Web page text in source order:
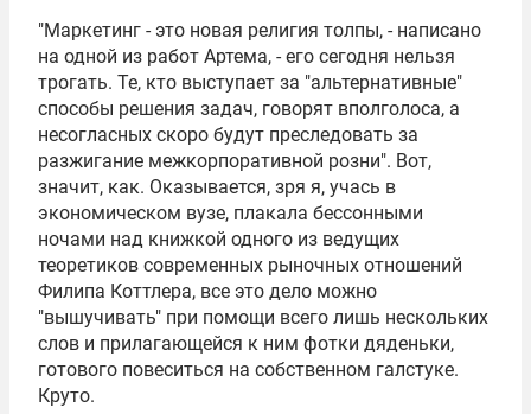
"Маркетинг - это новая религия толпы, - написано
на одной из работ Артема, - его сегодня нельзя
трогать. Те, кто выступает за "альтернативные"
способы решения задач, говорят вполголоса, а
несогласных скоро будут преследовать за
разжигание межкорпоративной розни". Вот,
значит, как. Оказывается, зря я, учась в
экономическом вузе, плакала бессонными
ночами над книжкой одного из ведущих
теоретиков современных рыночных отношений
Филипа Коттлера, все это дело можно
"вышучивать" при помощи всего лишь нескольких
слов и прилагающейся к ним фотки дяденьки,
готового повеситься на собственном галстуке.
Круто.